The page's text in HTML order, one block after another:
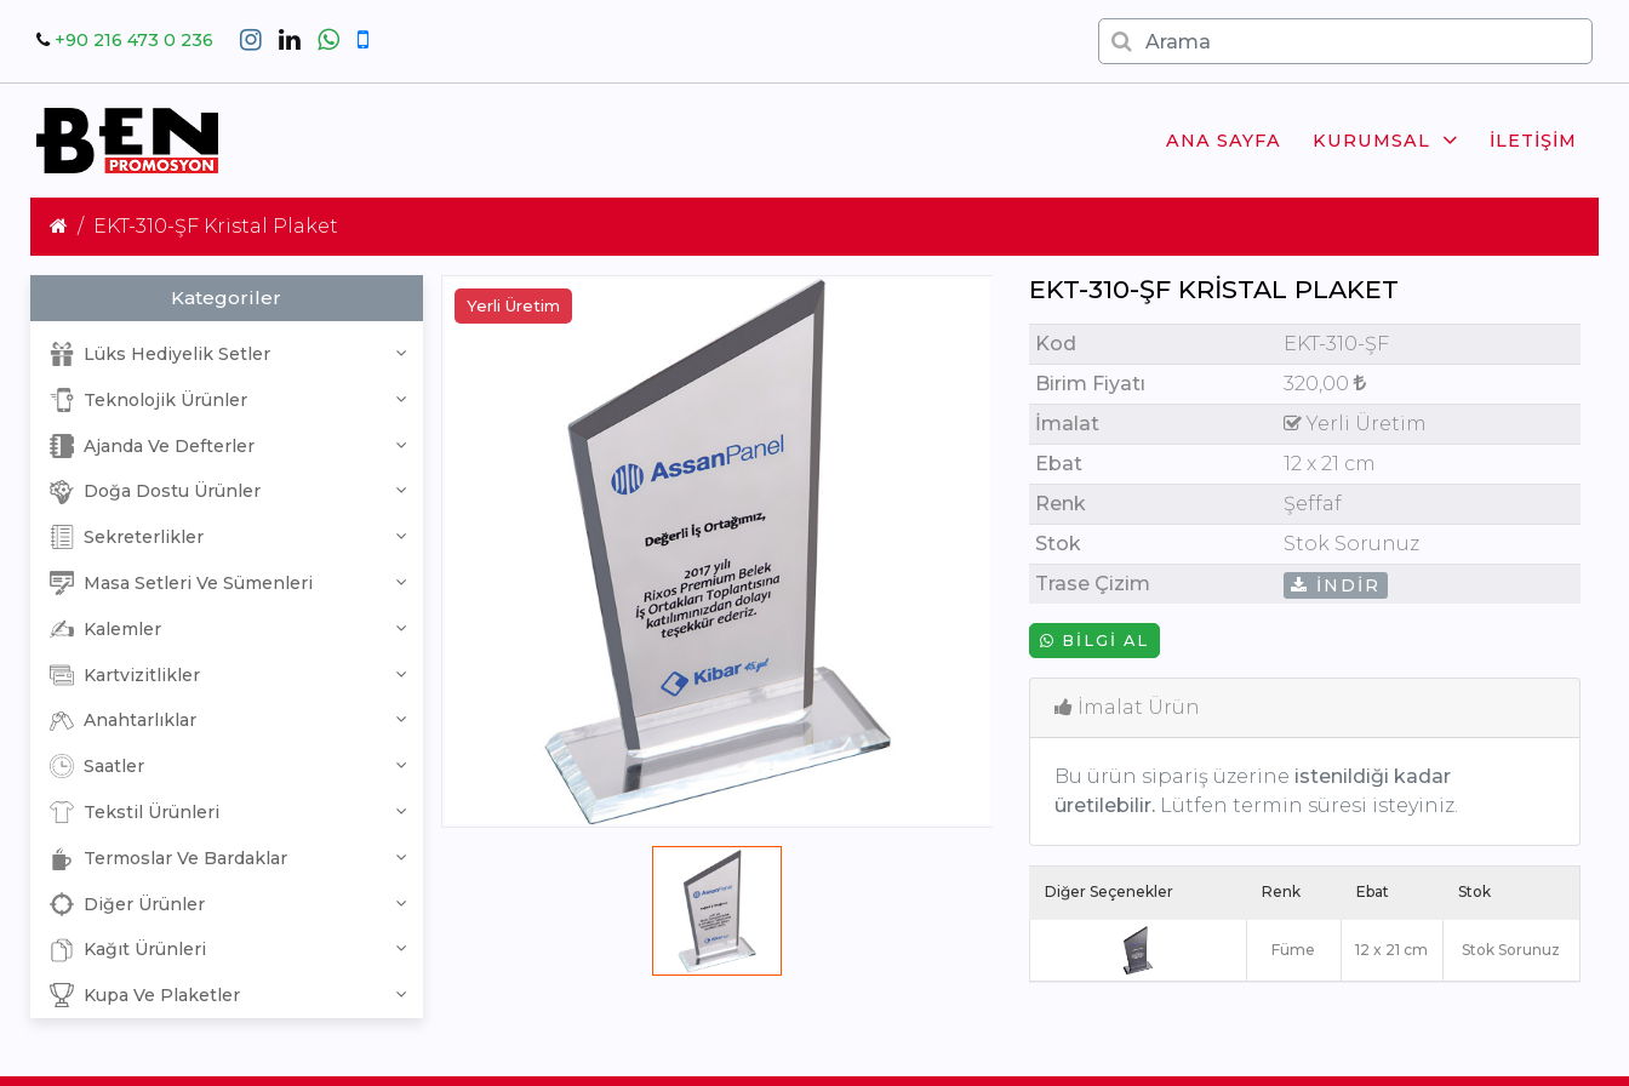
+90 216 473 0 236
ANA SAYFA KURUMSAL İLETIŞIM
EKT-310-ŞF Kristal Plaket
Kategoriler
Lüks Hediyelik Setler
Teknolojik Ürünler
Ajanda Ve Defterler
Doğa Dostu Ürünler
Sekreterlikler
Masa Setleri Ve Sümenleri
Kalemler
Kartvizitlikler
Anahtarlıklar
Saatler
Tekstil Ürünleri
Termoslar Ve Bardaklar
Diğer Ürünler
Kağıt Ürünleri
Kupa Ve Plaketler
Yerli Üretim
EKT-310-ŞF KRISTAL PLAKET
Kod
EKT-310-ŞF
Birim Fiyatı
320,00
İmalat
Yerli Üretim
Ebat
12 x 21 cm
Renk
Şeffaf
Stok
Stok Sorunuz
Trase Çizim
İNDIR
BILGI AL
İmalat Ürün
Bu ürün sipariş üzerine istenildiği kadar
üretilebilir.Lütfen termin süresi isteyiniz.
Diğer Seçenekler Renk Ebat Stok
Füme 12 x 21 cm Stok Sorunuz